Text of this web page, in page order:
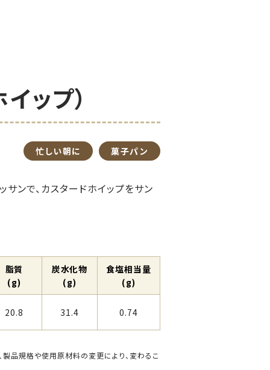
ップ）
忙しい朝に 菓子パン
ンで、カスタードホイップをサン
脂質
(g)
炭⽔化物
(g)
⾷塩相当量
(g)
20.8 31.4 0.74
品規格や使用原材料の変更により、変わるこ